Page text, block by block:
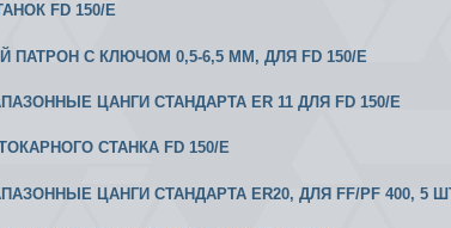
FD 150/E
ПАТРОН С КЛЮЧОМ 0,5-6,5 ММ, ДЛЯ FD 150/E
ЦАНГИ СТАНДАРТА ER 11 ДЛЯ FD 150/E
СТАНКА FD 150/E
ЦАНГИ СТАНДАРТА ER20, ДЛЯ FF/PF 400, 5